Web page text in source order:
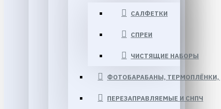
САЛФЕТКИ
СПРЕИ
ЧИСТЯЩИЕ НАБОРЫ
ФОТОБАРАБАНЫ,
ПЕРЕЗАПРАВЛЯЕМЫЕ И СНПЧ